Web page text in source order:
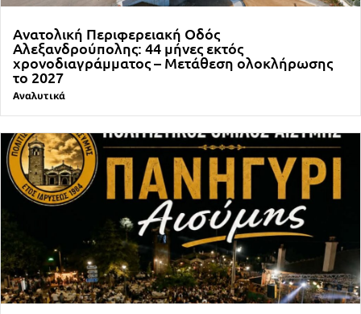
Ανατολική Περιφερειακή Οδός
Αλεξανδρούπολης: 44 μήνες εκτός
χρονοδιαγράμματος – Μετάθεση ολοκλήρωσης
το 2027
Αναλυτικά